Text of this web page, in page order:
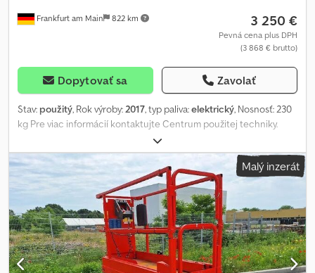
Frankfurt am Main 822 km 3 250 €
Pevná cena plus DPH
(3 868 € brutto)
Dopytovať sa Zavolať
Stav: použitý, Rok výroby: 2017, typ paliva:elektrický, Nosnosť: 230
kg Pre viac informácií kontaktujte Centrum použitej techniky.
Malý inzerát